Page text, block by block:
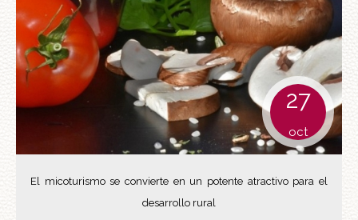
El micoturismo se convierte en un potente atractivo para el
desarrollo rural
27
oct